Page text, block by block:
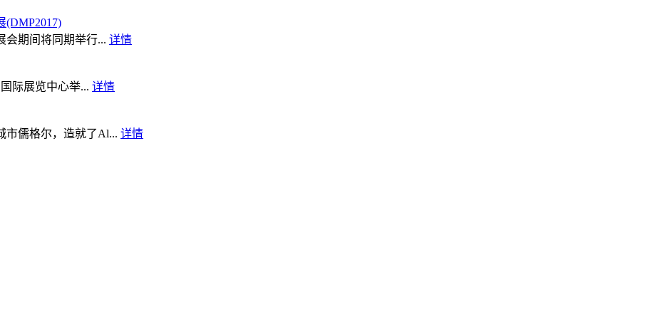
(DMP2017)
会期间将同期举行... 详情
际展览中心举... 详情
市儒格尔，造就了Al... 详情